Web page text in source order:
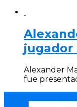
jugador
Alexander
fue